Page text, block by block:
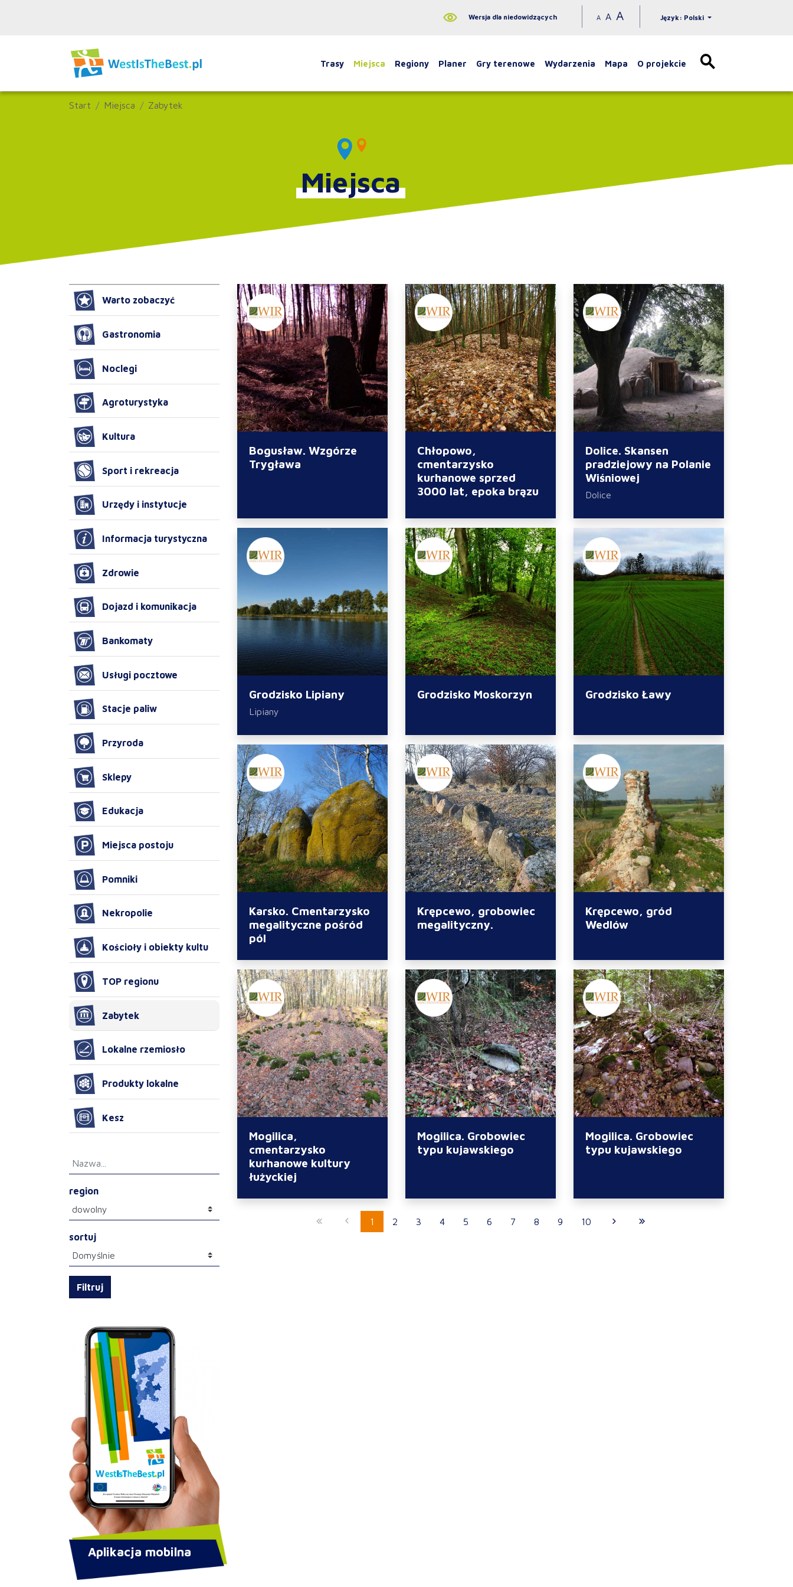
Wersja dla niedowidzących A A A Język: Polski
Trasy Miejsca Regiony Planer Gry terenowe Wydarzenia Mapa O projekcie
Start Miejsca Zabytek
Miejsca
Bogusław. Wzgórze
Trygława
Chłopowo,
cmentarzysko
kurhanowe sprzed
3000 lat, epoka brązu
Dolice. Skansen
pradziejowy na Polanie
Wiśniowej
Dolice
Grodzisko Lipiany
Lipiany
Grodzisko Moskorzyn Grodzisko Ławy
Karsko. Cmentarzysko
megalityczne pośród
pól
Krępcewo, grobowiec
megalityczny.
Krępcewo, gród
Wedlów
Mogilica,
cmentarzysko
kurhanowe kultury
łużyckiej
Mogilica. Grobowiec
typu kujawskiego
Mogilica. Grobowiec
typu kujawskiego
1 2 3 4 5 6 7 8 9 10
Warto zobaczyć
Gastronomia
Noclegi
Agroturystyka
Kultura
Sport i rekreacja
Urzędy i instytucje
Informacja turystyczna
Zdrowie
Dojazd i komunikacja
Bankomaty
Usługi pocztowe
Stacje paliw
Przyroda
Sklepy
Edukacja
Miejsca postoju
Pomniki
Nekropolie
Kościoły i obiekty kultu
TOP regionu
Zabytek
Lokalne rzemiosło
Produkty lokalne
Kesz
region
sortuj
Filtruj
Aplikacja mobilna